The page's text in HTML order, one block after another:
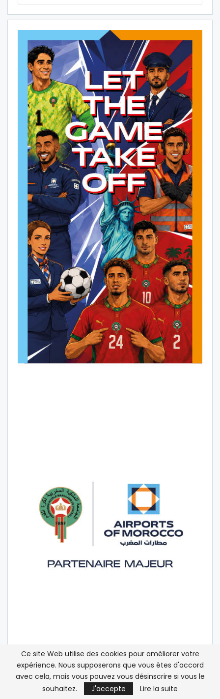
Ce site Web utilise des cookies pour améliorer votre
expérience. Nous supposerons que vous êtes d'accord
avec cela, mais vous pouvez vous désinscrire si vous le
souhaitez.
J'accepte Lire la suite